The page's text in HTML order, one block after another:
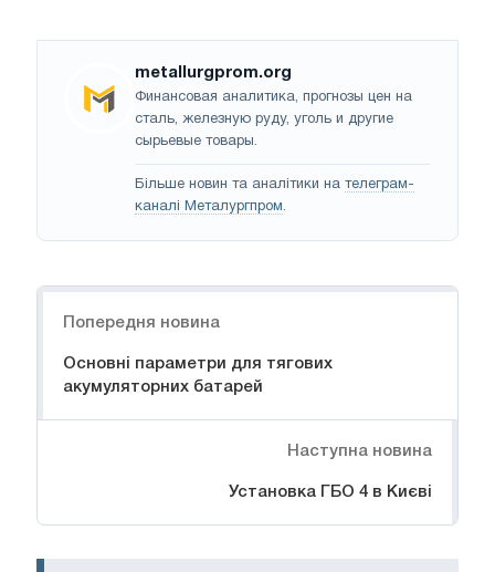
metallurgprom.org
Финансовая аналитика, прогнозы цен на
сталь, железную руду, уголь и другие
сырьевые товары.
Більше новин та аналітики на телеграм-
каналі Металургпром.
Попередня новина
Основні параметри для тягових
акумуляторних батарей
Наступна новина
Установка ГБО 4 в Києві